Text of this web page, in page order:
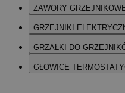
ZAWORY
GRZEJNIKI
GRZAŁKI DO
GŁOWICE